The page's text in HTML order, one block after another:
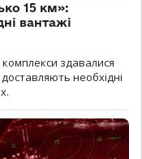
15 км»:
вантажі
комплекси здавалися
необхідні